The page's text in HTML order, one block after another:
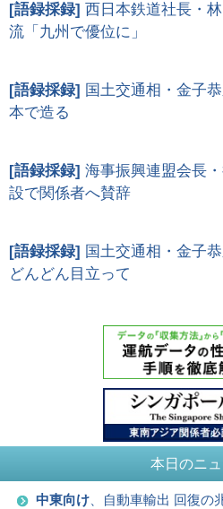
[語録採録] 西日本鉄道社長・
流「九州で優位に」
[語録採録] 国土交通相・金子
本で造る
[語録採録] 海事振興連盟会長
設で関係者へ賛辞
[語録採録] 国土交通相・金子
どんどん目立って
本日のニ
中東向け、自動車輸出 回復の